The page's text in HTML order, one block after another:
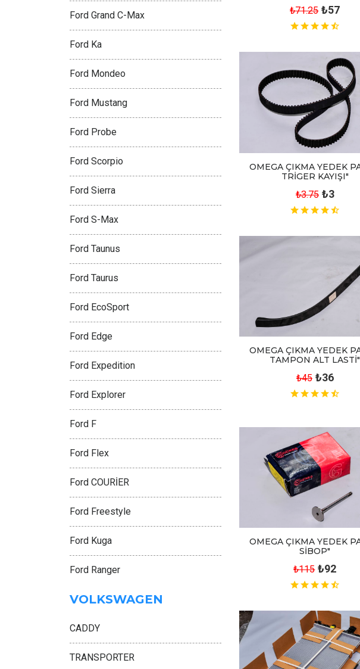
₺71.25 ₺57
OMEGA ÇIKMA YEDEK
TRİGER KAYIŞI"
₺3.75 ₺3
OMEGA ÇIKMA YEDEK
TAMPON ALT LASTİ"
₺45 ₺36
OMEGA ÇIKMA YEDEK
SİBOP"
₺115 ₺92
Ford Grand C-Max
Ford Ka
Ford Mondeo
Ford Mustang
Ford Probe
Ford Scorpio
Ford Sierra
Ford S-Max
Ford Taunus
Ford Taurus
Ford EcoSport
Ford Edge
Ford Expedition
Ford Explorer
Ford F
Ford Flex
Ford COURİER
Ford Freestyle
Ford Kuga
Ford Ranger
VOLKSWAGEN
CADDY
TRANSPORTER